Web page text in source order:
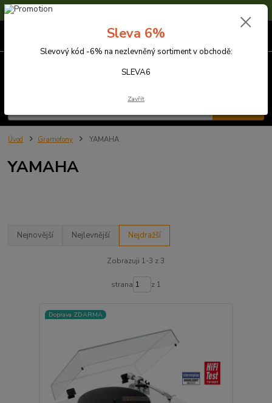
Sleva 6% na nezlevněné zboží s kódem SLEVA6
Úvod Gramofony YAMAHA
YAMAHA
Nejnovější Nejlevnější Nejdražší
Zobrazuji 1-3 z 3
strana z 1
Doprava ZDARMA
Sleva 6%
Slevový kód -6% na nezlevněný sortiment v obchodě:
SLEVA6
Zavřít